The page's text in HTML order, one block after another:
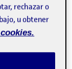
rechazar o
u obtener